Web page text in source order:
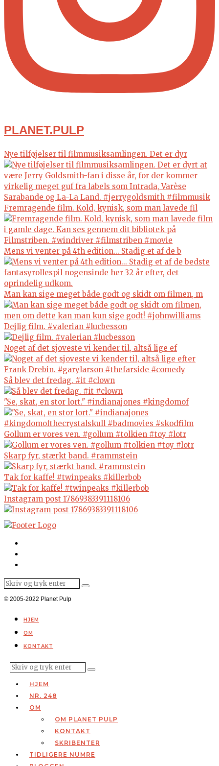
PLANET.PULP
Nye tilføjelser til filmmusiksamlingen. Det er dyr
Fremragende film. Kold, kynisk, som man lavede fil
Mens vi venter på 4th edition... Stadig et af de b
Man kan sige meget både godt og skidt om filmen, m
Dejlig film. #valerian #lucbesson
Noget af det sjoveste vi kender til, altså lige ef
Så blev det fredag. #it #clown
"Se, skat, en stor lort." #indianajones #kingdomof
Gollum er vores ven. #gollum #tolkien #toy #lotr
Skarp fyr, stærkt band. #rammstein
Tak for kaffe! #twinpeaks #killerbob
Instagram post 17869383391118106
© 2005-2022 Planet Pulp
HJEM
OM
KONTAKT
HJEM
NR. 248
OM
OM PLANET PULP
KONTAKT
SKRIBENTER
TIDLIGERE NUMRE